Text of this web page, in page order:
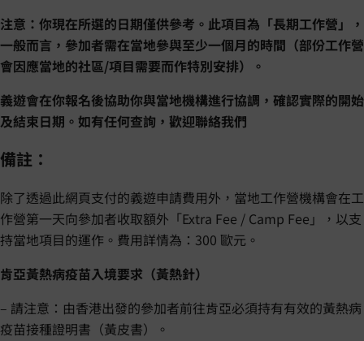
注意：你現在所選的日期僅供參考。此項目為「長期工作營」，
一般而言，參加者需在當地參與至少一個月的時間（部份工作營
會因應當地的社區/項目需要而作特別安排）。
義遊會在你報名後協助你與當地機構進行協調，確認實際的開始
及結束日期。如有任何查詢，歡迎聯絡我們
備註：
除了透過此網頁支付的義遊申請費用外，當地工作營機構會在工
作營第一天向參加者收取額外「Extra Fee / Camp Fee」，以支
持當地項目的運作。費用詳情為：300 歐元。
肯亞黃熱病疫苗入境要求（黃熱針）
– 請注意：由香港出發的參加者前往肯亞必須持有有效的黃熱病
疫苗接種證明書（黃皮書）。